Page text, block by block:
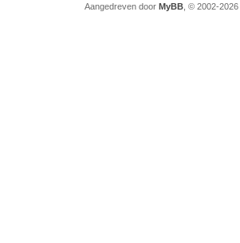
Aangedreven door MyBB, © 2002-2026